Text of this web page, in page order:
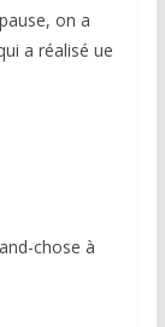
on a
a réalisé ue
chose à